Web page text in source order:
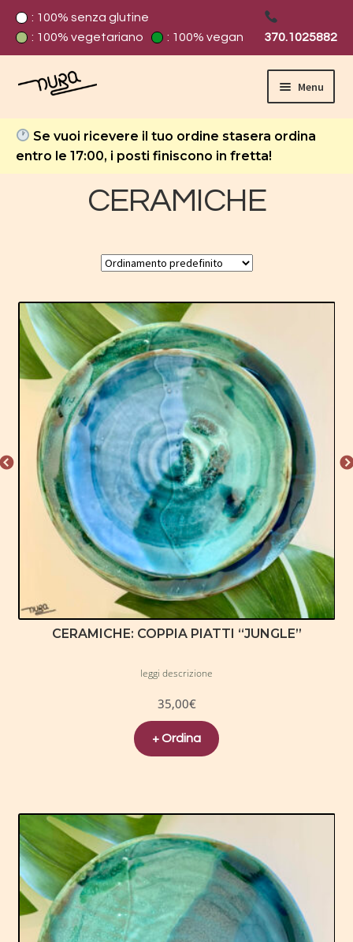
: 100% senza glutine
: 100% vegetariano
: 100% vegan 370.1025882
Menu
Home
Contatti
Cookie policy
Home Negozio
Il mio account
Privacy Policy
Prodotti
Termini e Condizioni
Se vuoi ricevere il tuo ordine stasera ordina
entro le 17:00, i posti finiscono in fretta!
CERAMICHE
CERAMICHE: COPPIA PIATTI “JUNGLE”
leggi descrizione
35,00€
+ Ordina